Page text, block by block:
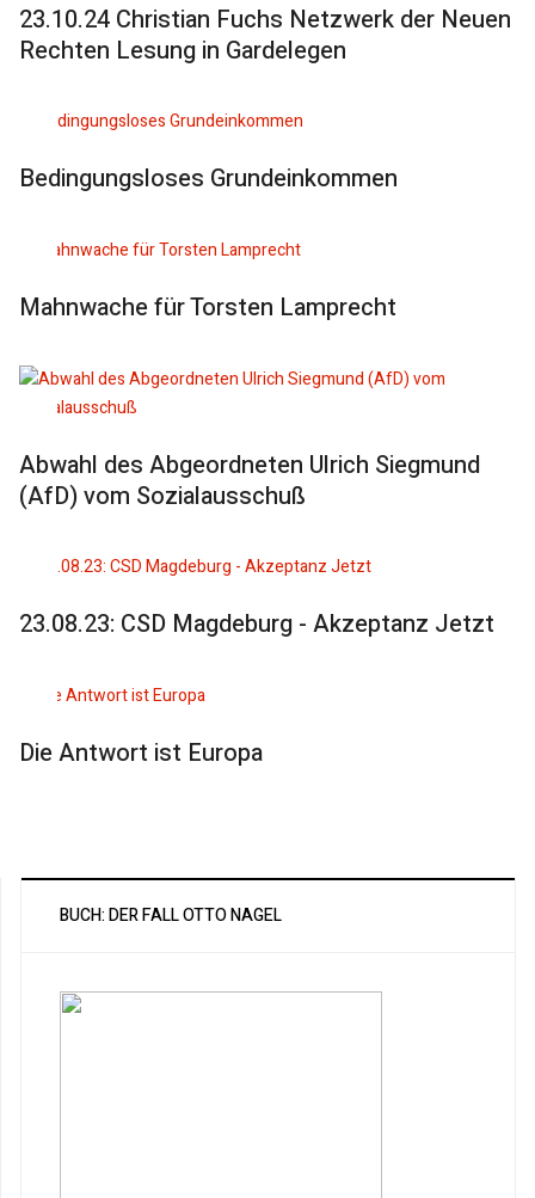
23.10.24 Christian Fuchs Netzwerk der Neuen
Rechten Lesung in Gardelegen
Bedingungsloses Grundeinkommen
Mahnwache für Torsten Lamprecht
Abwahl des Abgeordneten Ulrich Siegmund
(AfD) vom Sozialausschuß
23.08.23: CSD Magdeburg - Akzeptanz Jetzt
Die Antwort ist Europa
BUCH: DER FALL OTTO NAGEL